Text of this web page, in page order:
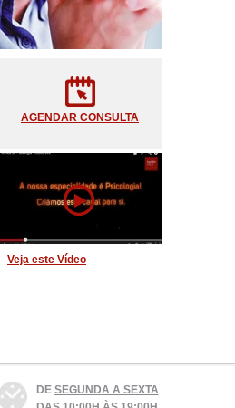
AGENDAR CONSULTA
Veja este Vídeo
DE SEGUNDA A SEXTA